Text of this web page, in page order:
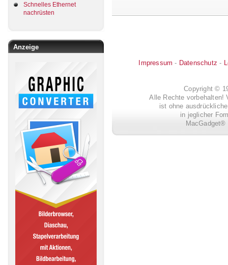
Schnelles Ethernet
nachrüsten
Anzeige
Impressum - Datenschutz -
Copyright ©
Alle Rechte vorbehalten!
ist ohne
in jeglicher
MacGadget®